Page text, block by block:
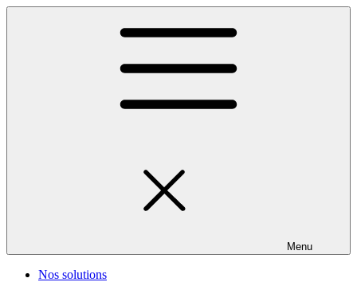
Menu
Nos solutions